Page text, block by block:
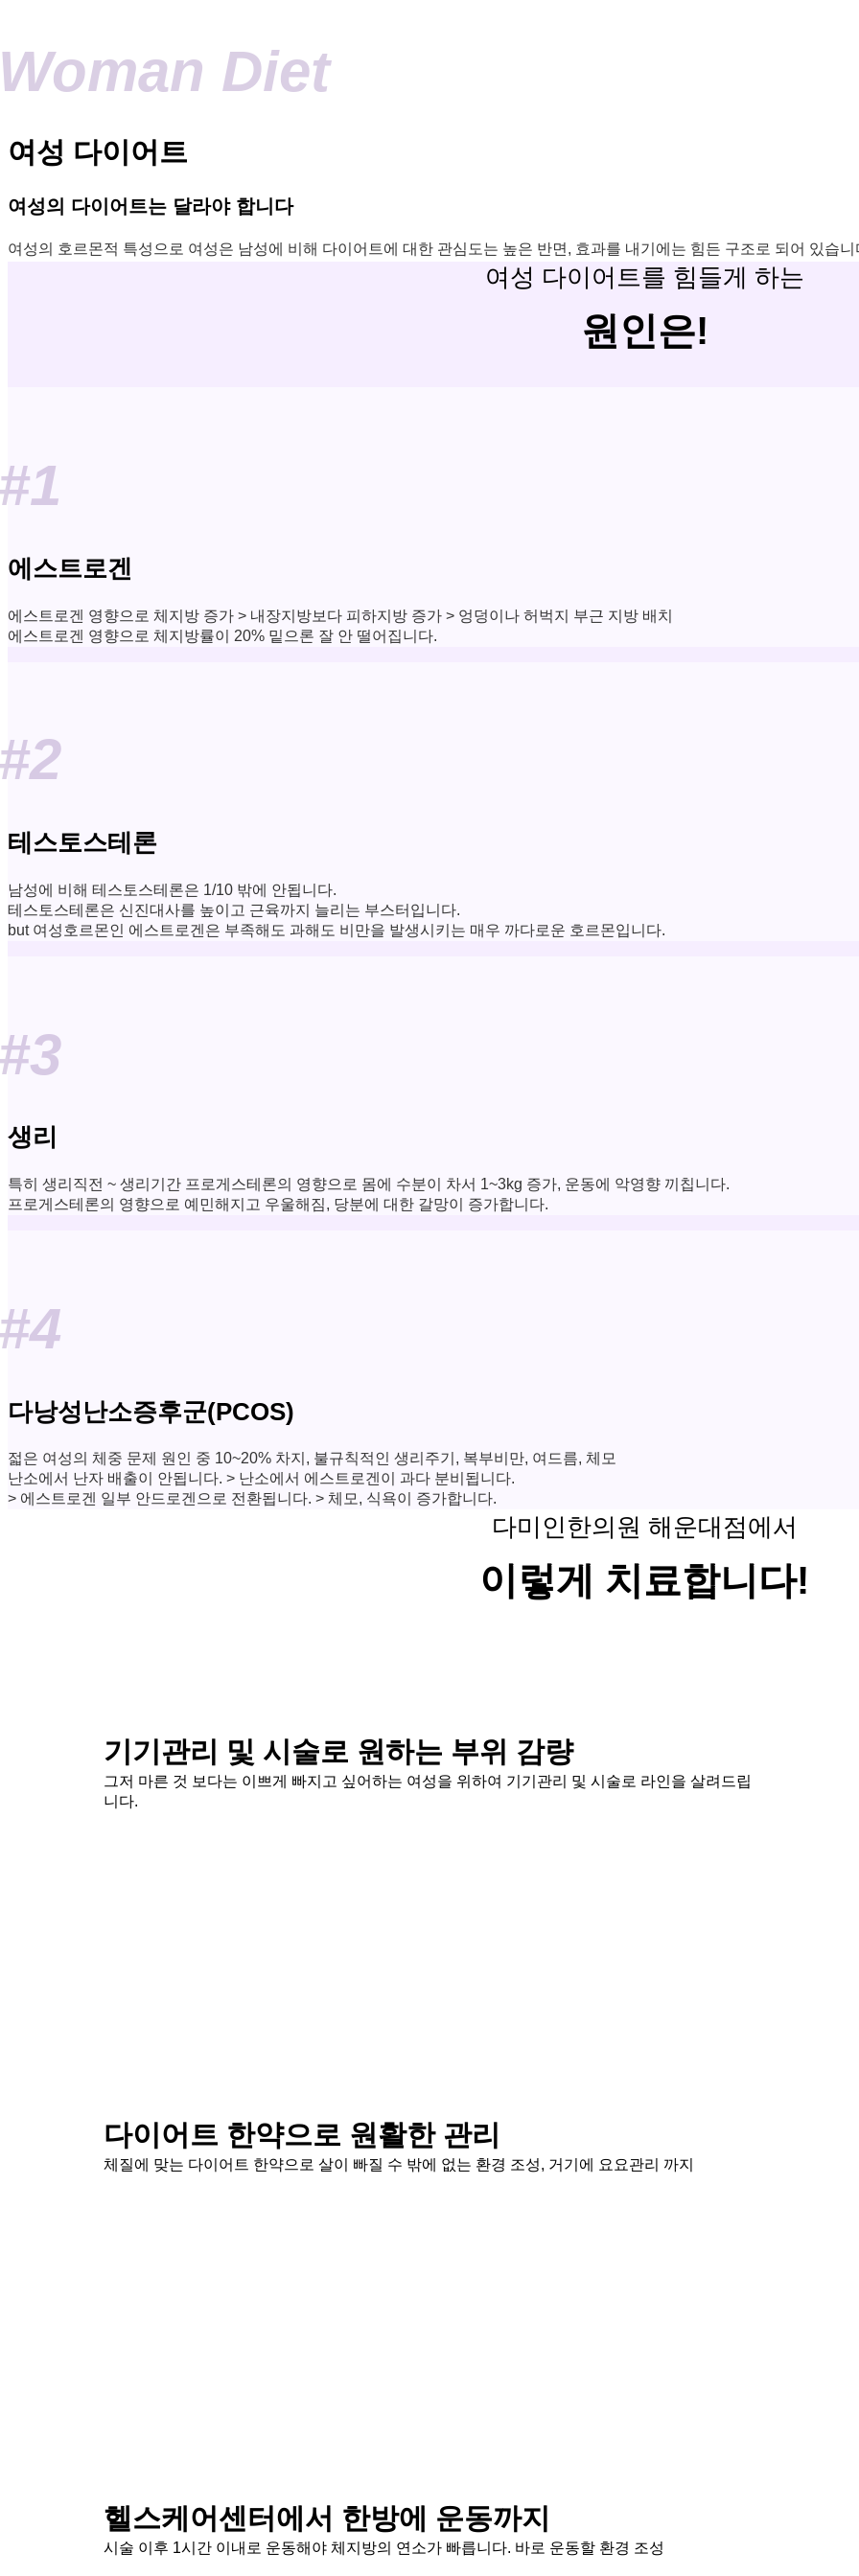
Diet
여성 다이어트
여성의 다이어트는 달라야 합니다
여성의 호르몬적 특성으로 여성은 남성에 비해 다이어트에 대한 관심도는 높은 반면, 효과를 내기에는 힘든 구조로 되어 있습니
여성 다이어트를 힘들게 하는
원인은!
에스트로겐
에스트로겐 영향으로 체지방 증가 > 내장지방보다 피하지방 증가 > 엉덩이나 허벅지 부근 지방 배치
에스트로겐 영향으로 체지방률이 20% 밑으론 잘 안 떨어집니다.
테스토스테론
남성에 비해 테스토스테론은 1/10 밖에 안됩니다.
테스토스테론은 신진대사를 높이고 근육까지 늘리는 부스터입니다.
but 여성호르몬인 에스트로겐은 부족해도 과해도 비만을 발생시키는 매우 까다로운 호르몬입니다.
생리
특히 생리직전 ~ 생리기간 프로게스테론의 영향으로 몸에 수분이 차서 1~3kg 증가, 운동에 악영향 끼칩니다.
프로게스테론의 영향으로 예민해지고 우울해짐, 당분에 대한 갈망이 증가합니다.
다낭성난소증후군(PCOS)
젋은 여성의 체중 문제 원인 중 10~20% 차지, 불규칙적인 생리주기, 복부비만, 여드름, 체모
난소에서 난자 배출이 안됩니다. > 난소에서 에스트로겐이 과다 분비됩니다.
> 에스트로겐 일부 안드로겐으로 전환됩니다. > 체모, 식욕이 증가합니다.
다미인한의원 해운대점에서
이렇게 치료합니다!
기기관리 및 시술로 원하는 부위 감량
그저 마른 것 보다는 이쁘게 빠지고 싶어하는 여성을 위하여 기기관리 및 시술로 라인을 살려드립
니다.
다이어트 한약으로 원활한 관리
체질에 맞는 다이어트 한약으로 살이 빠질 수 밖에 없는 환경 조성, 거기에 요요관리 까지
헬스케어센터에서 한방에 운동까지
시술 이후 1시간 이내로 운동해야 체지방의 연소가 빠릅니다. 바로 운동할 환경 조성